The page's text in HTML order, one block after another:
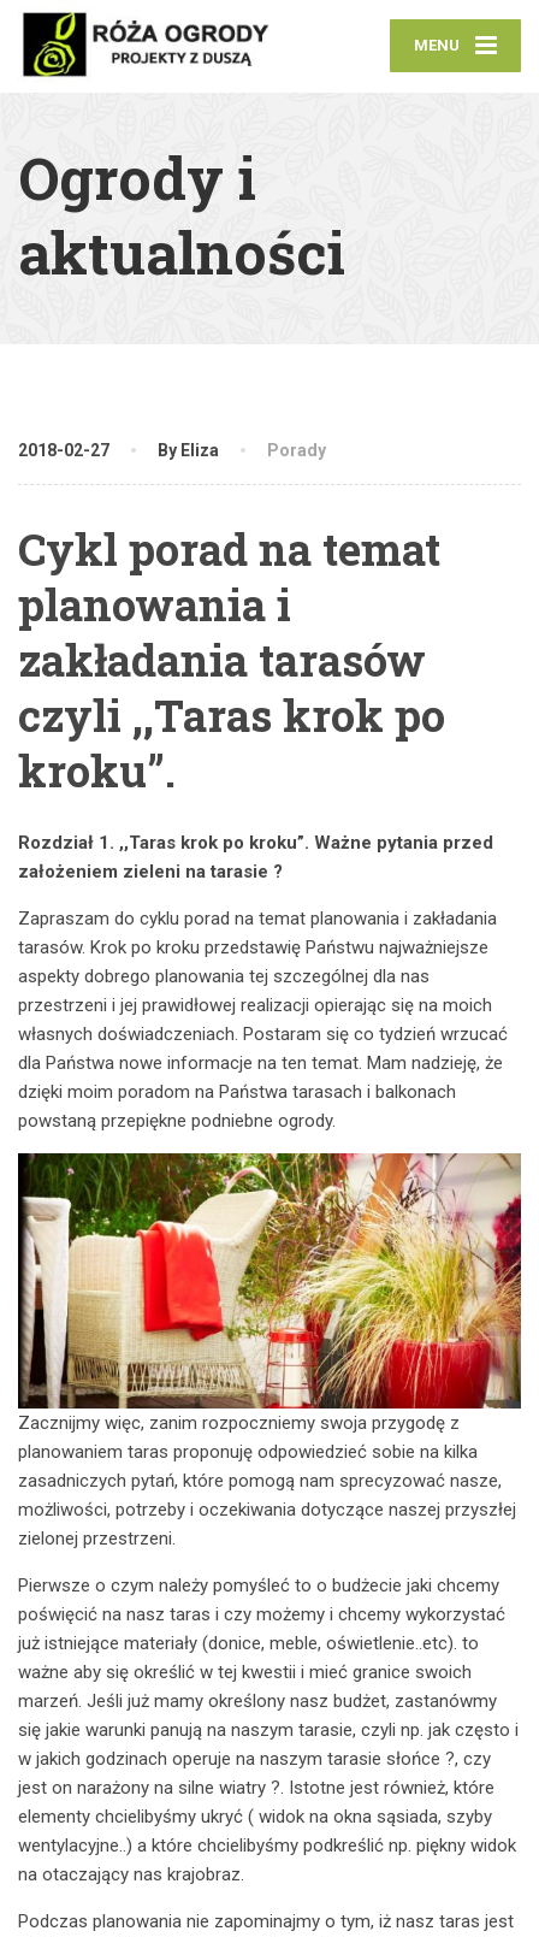
MENU
Ogrody i
aktualności
2018-02-27 By Eliza Porady
Cykl porad na temat
planowania i
zakładania tarasów
czyli ,,Taras krok po
kroku”.
Rozdział 1. ,,Taras krok po kroku”. Ważne pytania przed
założeniem zieleni na tarasie ?
Zapraszam do cyklu porad na temat planowania i zakładania
tarasów. Krok po kroku przedstawię Państwu najważniejsze
aspekty dobrego planowania tej szczególnej dla nas
przestrzeni i jej prawidłowej realizacji opierając się na moich
własnych doświadczeniach. Postaram się co tydzień wrzucać
dla Państwa nowe informacje na ten temat. Mam nadzieję, że
dzięki moim poradom na Państwa tarasach i balkonach
powstaną przepiękne podniebne ogrody.
Zacznijmy więc, zanim rozpoczniemy swoja przygodę z
planowaniem taras proponuję odpowiedzieć sobie na kilka
zasadniczych pytań, które pomogą nam sprecyzować nasze,
możliwości, potrzeby i oczekiwania dotyczące naszej przyszłej
zielonej przestrzeni.
Pierwsze o czym należy pomyśleć to o budżecie jaki chcemy
poświęcić na nasz taras i czy możemy i chcemy wykorzystać
już istniejące materiały (donice, meble, oświetlenie..etc). to
ważne aby się określić w tej kwestii i mieć granice swoich
marzeń. Jeśli już mamy określony nasz budżet, zastanówmy
się jakie warunki panują na naszym tarasie, czyli np. jak często i
w jakich godzinach operuje na naszym tarasie słońce ?, czy
jest on narażony na silne wiatry ?. Istotne jest również, które
elementy chcielibyśmy ukryć ( widok na okna sąsiada, szyby
wentylacyjne..) a które chcielibyśmy podkreślić np. piękny widok
na otaczający nas krajobraz.
Podczas planowania nie zapominajmy o tym, iż nasz taras jest